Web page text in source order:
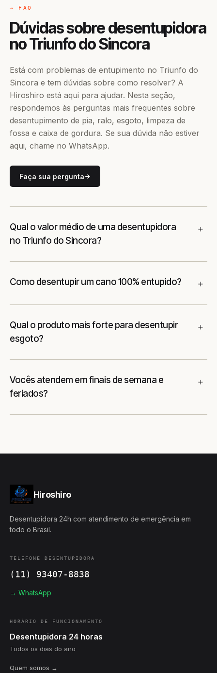
→ FAQ
Dúvidas sobre desentupidora
no Triunfo do Sincora
Está com problemas de entupimento no Triunfo do
Sincora e tem dúvidas sobre como resolver? A
Hiroshiro está aqui para ajudar. Nesta seção,
respondemos às perguntas mais frequentes sobre
desentupimento de pia, ralo, esgoto, limpeza de
fossa e caixa de gordura. Se sua dúvida não estiver
aqui, chame no WhatsApp.
Faça sua pergunta
Qual o valor médio de uma desentupidora
no Triunfo do Sincora?
Como desentupir um cano 100% entupido?
Qual o produto mais forte para desentupir
esgoto?
Vocês atendem em finais de semana e
feriados?
Hiroshiro
Desentupidora 24h com atendimento de emergência em
todo o Brasil.
TELEFONE DESENTUPIDORA
(11) 93407-8838
→ WhatsApp
HORÁRIO DE FUNCIONAMENTO
Desentupidora 24 horas
Todos os dias do ano
Quem somos →